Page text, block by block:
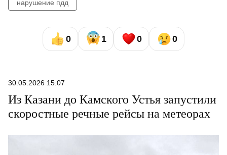
нарушение пдд
0 1 0 0
30.05.2026 15:07
Из Казани до Камского Устья запустили
скоростные речные рейсы на метеорах